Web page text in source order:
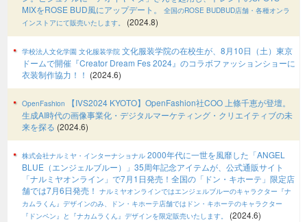
MIXをROSE BUD風にアップデート。 全国のROSE BUDBUD店舗・各種オンラ
インストアにて販売いたします。
(2024.8)
学校法人文化学園 文化服装学院 文化服装学院の在校生が、8月10日（土）東京
ドームで開催『Creator Dream Fes 2024』のコラボファッションショーに
衣装制作協力！！ (2024.6)
OpenFashion
【IVS2024 KYOTO】OpenFashion社COO 上條千恵が登壇。
生成AI時代の画像事業化・デジタルマーケティング・クリエイティブの未
来を探る (2024.6)
株式会社ナルミヤ・インターナショナル 2000年代に⼀世を⾵靡した「ANGEL
BLUE（エンジェルブルー）」35周年記念アイテムが、公式通販サイト
「ナルミヤオンライン」で7月1日発売！全国の「ドン・キホーテ」限定店
舗では7月6日発売！ ナルミヤオンラインではエンジェルブルーのキャラクター『ナ
カムラくん』デザインのみ、ドン・キホーテ店舗ではドン・キホーテのキャラクター
『ドンペン』と『ナカムラくん』デザインを限定販売いたします。
(2024.6)